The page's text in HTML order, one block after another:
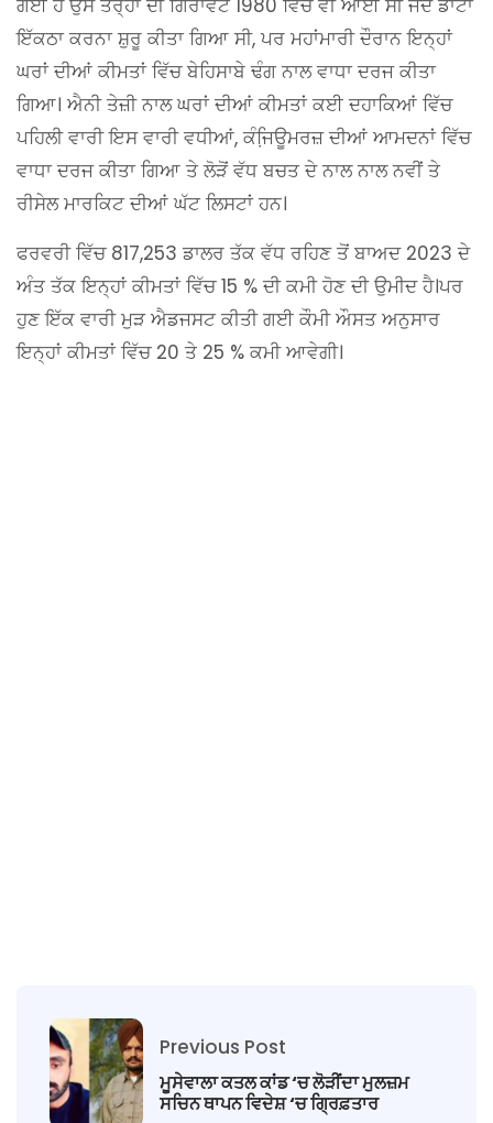
ਇੱਕਠਾ ਕਰਨਾ ਸ਼ੁਰੂ ਕੀਤਾ ਗਿਆ ਸੀ, ਪਰ ਮਹਾਂਮਾਰੀ ਦੌਰਾਨ ਇਨ੍ਹਾਂ
ਘਰਾਂ ਦੀਆਂ ਕੀਮਤਾਂ ਵਿੱਚ ਬੇਹਿਸਾਬੇ ਢੰਗ ਨਾਲ ਵਾਧਾ ਦਰਜ ਕੀਤਾ
ਗਿਆ। ਐਨੀ ਤੇਜ਼ੀ ਨਾਲ ਘਰਾਂ ਦੀਆਂ ਕੀਮਤਾਂ ਕਈ ਦਹਾਕਿਆਂ ਵਿੱਚ
ਪਹਿਲੀ ਵਾਰੀ ਇਸ ਵਾਰੀ ਵਧੀਆਂ, ਕੰਜਿ਼ਊਮਰਜ਼ ਦੀਆਂ ਆਮਦਨਾਂ ਵਿੱਚ
ਵਾਧਾ ਦਰਜ ਕੀਤਾ ਗਿਆ ਤੇ ਲੋੜੋਂ ਵੱਧ ਬਚਤ ਦੇ ਨਾਲ ਨਾਲ ਨਵੀਂ ਤੇ
ਰੀਸੇਲ ਮਾਰਕਿਟ ਦੀਆਂ ਘੱਟ ਲਿਸਟਾਂ ਹਨ।
ਫਰਵਰੀ ਵਿੱਚ 817,253 ਡਾਲਰ ਤੱਕ ਵੱਧ ਰਹਿਣ ਤੋਂ ਬਾਅਦ 2023 ਦੇ
ਅੰਤ ਤੱਕ ਇਨ੍ਹਾਂ ਕੀਮਤਾਂ ਵਿੱਚ 15 % ਦੀ ਕਮੀ ਹੋਣ ਦੀ ਉਮੀਦ ਹੈ।ਪਰ
ਹੁਣ ਇੱਕ ਵਾਰੀ ਮੁੜ ਐਡਜਸਟ ਕੀਤੀ ਗਈ ਕੌਮੀ ਔਸਤ ਅਨੁਸਾਰ
ਇਨ੍ਹਾਂ ਕੀਮਤਾਂ ਵਿੱਚ 20 ਤੇ 25 % ਕਮੀ ਆਵੇਗੀ।
Previous Post
ਮੂਸੇਵਾਲਾ ਕਤਲ ਕਾਂਡ ‘ਚ ਲੋੜੀਂਦਾ ਮੁਲਜ਼ਮ
ਸਚਿਨ ਥਾਪਨ ਵਿਦੇਸ਼ ‘ਚ ਗ੍ਰਿਫ਼ਤਾਰ